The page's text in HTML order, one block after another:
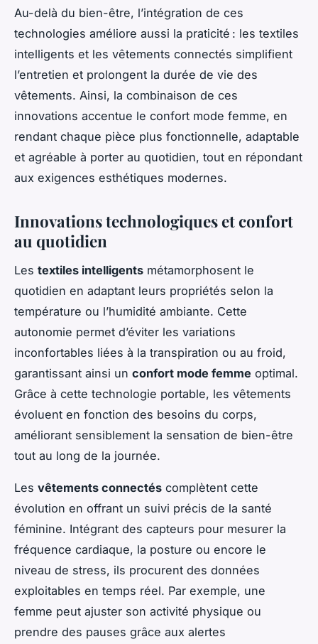
Au-delà du bien-être, l’intégration de ces
technologies améliore aussi la praticité : les textiles
intelligents et les vêtements connectés simplifient
l’entretien et prolongent la durée de vie des
vêtements. Ainsi, la combinaison de ces
innovations accentue le confort mode femme, en
rendant chaque pièce plus fonctionnelle, adaptable
et agréable à porter au quotidien, tout en répondant
aux exigences esthétiques modernes.
Innovations technologiques et confort
au quotidien
Les textiles intelligents métamorphosent le
quotidien en adaptant leurs propriétés selon la
température ou l’humidité ambiante. Cette
autonomie permet d’éviter les variations
inconfortables liées à la transpiration ou au froid,
garantissant ainsi un confort mode femme optimal.
Grâce à cette technologie portable, les vêtements
évoluent en fonction des besoins du corps,
améliorant sensiblement la sensation de bien-être
tout au long de la journée.
Les vêtements connectés complètent cette
évolution en offrant un suivi précis de la santé
féminine. Intégrant des capteurs pour mesurer la
fréquence cardiaque, la posture ou encore le
niveau de stress, ils procurent des données
exploitables en temps réel. Par exemple, une
femme peut ajuster son activité physique ou
prendre des pauses grâce aux alertes